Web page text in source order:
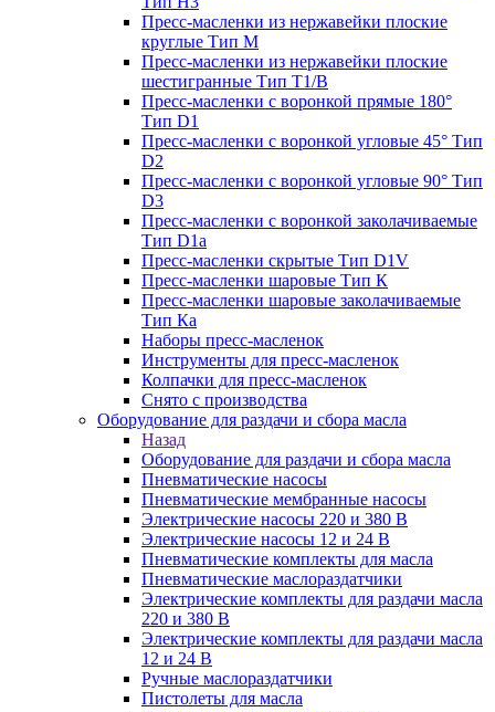
Пресс-масленки из нержавейки плоские
круглые Тип M
Пресс-масленки из нержавейки плоские
шестигранные Тип T1/B
Пресс-масленки с воронкой прямые 180°
Тип D1
Пресс-масленки с воронкой угловые 45° Тип
D2
Пресс-масленки с воронкой угловые 90° Тип
D3
Пресс-масленки с воронкой заколачиваемые
Тип D1a
Пресс-масленки скрытые Тип D1V
Пресс-масленки шаровые Тип К
Пресс-масленки шаровые заколачиваемые
Тип Кa
Наборы пресс-масленок
Инструменты для пресс-масленок
Колпачки для пресс-масленок
Снято с производства
Оборудование для раздачи и сбора масла
Назад
Оборудование для раздачи и сбора масла
Пневматические насосы
Пневматические мембранные насосы
Электрические насосы 220 и 380 В
Электрические насосы 12 и 24 В
Пневматические комплекты для масла
Пневматические маслораздатчики
Электрические комплекты для раздачи масла
220 и 380 В
Электрические комплекты для раздачи масла
12 и 24 В
Ручные маслораздатчики
Пистолеты для масла